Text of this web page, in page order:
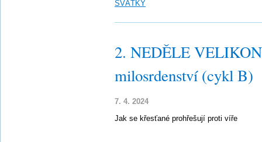
SVÁTKY
2. NEDĚLE
milosrdenství (cykl B)
7. 4. 2024
Jak se křesťané prohřešují proti víře